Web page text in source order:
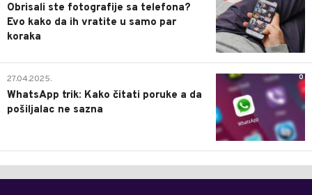
Obrisali ste fotografije sa telefona?
Evo kako da ih vratite u samo par
koraka
0
27.04.2025.
WhatsApp trik: Kako čitati poruke a da
pošiljalac ne sazna